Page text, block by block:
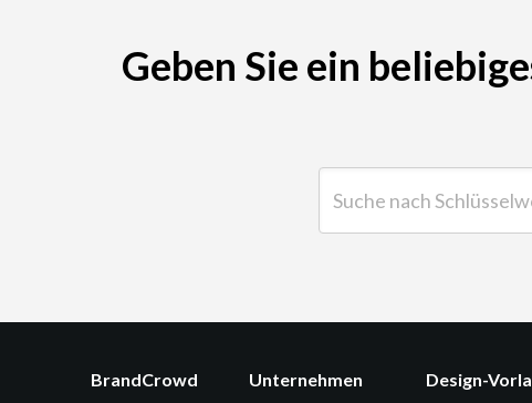
Geben Sie ein
BrandCrowd Unternehmen Design-